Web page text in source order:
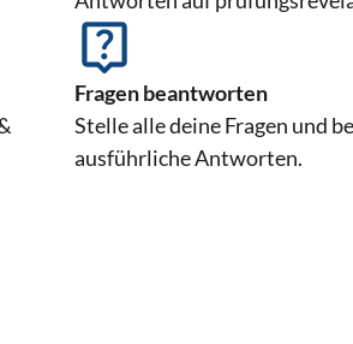
Fragen beantworten
Stelle alle deine Fragen und
ausführliche Antworten.